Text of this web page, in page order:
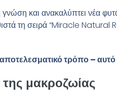
και ανακαλύπτει νέα
τη σειρά “Miracle Natural
τρόπο – αυτό
μακροζωίας